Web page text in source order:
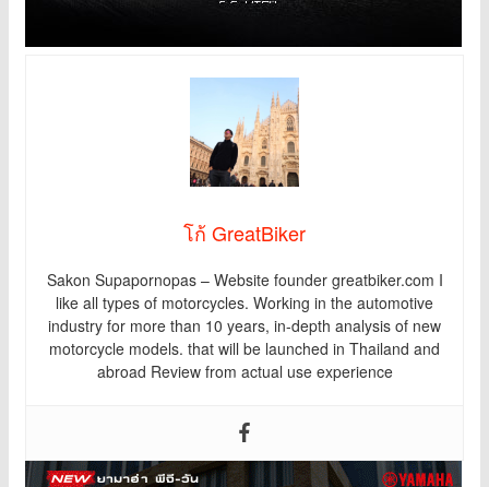
โก้ GreatBiker
Sakon Supapornopas – Website founder greatbiker.com I
like all types of motorcycles. Working in the automotive
industry for more than 10 years, in-depth analysis of new
motorcycle models. that will be launched in Thailand and
abroad Review from actual use experience